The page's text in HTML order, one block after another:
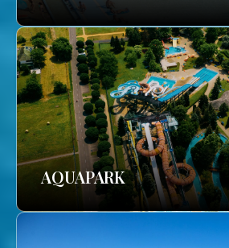
AQUAPARK